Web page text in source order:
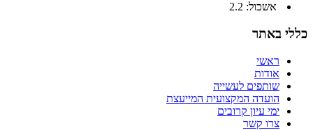
אשכול: 2.2
כללי באתר
ראשי
אודות
שותפים לעשייה
הועדה המקצועית המייעצת
ימי עיון קרובים
צרו קשר